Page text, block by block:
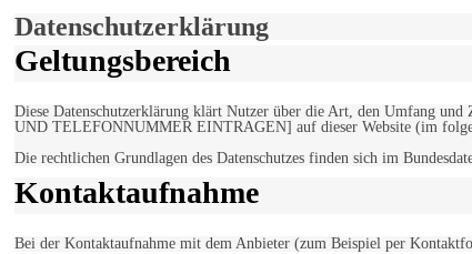
Datenschutzerklärung
Geltungsbereich
Diese Datenschutzerklärung klärt Nutzer über die Art, den Umfang
UND TELEFONNUMMER EINTRAGEN] auf dieser Website (im
Die rechtlichen Grundlagen des Datenschutzes finden sich im
Kontaktaufnahme
Bei der Kontaktaufnahme mit dem Anbieter (zum Beispiel per